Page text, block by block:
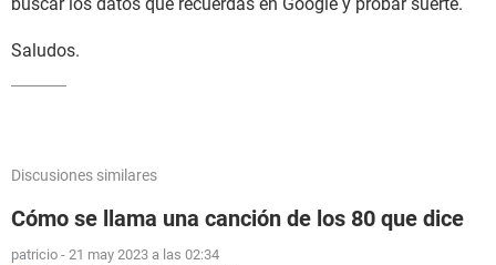
Saludos.
Discusiones similares
Cómo se llama una canción de los 80 que dice
patricio - 21 may 2023 a las 02:34